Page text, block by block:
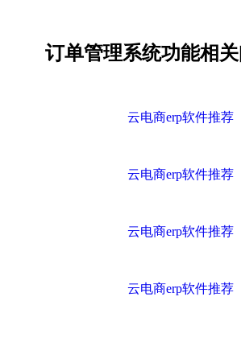
订单管理系统功能相
云电商erp软件推荐
云电商erp软件推荐
云电商erp软件推荐
云电商erp软件推荐